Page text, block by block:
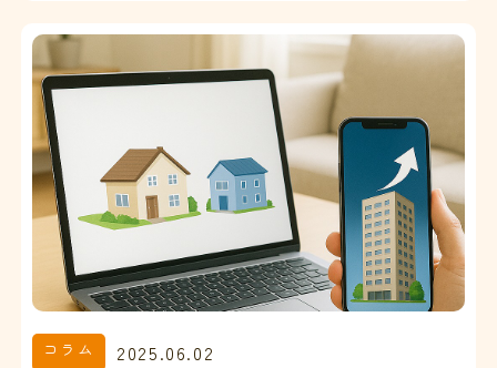
な口調でこう言われ…
コラム 2025.06.02